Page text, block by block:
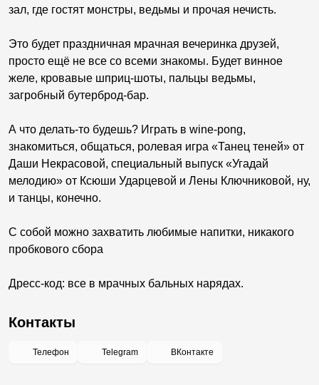
зал, где гостят монстры, ведьмы и прочая нечисть.
Это будет праздничная мрачная вечеринка друзей,
просто ещё не все со всеми знакомы. Будет винное
желе, кровавые шприц-шоты, пальцы ведьмы,
загробный бутерброд-бар.
А что делать-то будешь? Играть в wine-pong,
знакомиться, общаться, ролевая игра «Танец теней» от
Даши Некрасовой, специальный выпуск «Угадай
мелодию» от Ксюши Ударцевой и Лены Ключниковой, ну,
и танцы, конечно.
С собой можно захватить любимые напитки, никакого
пробкового сбора
Дресс-код: все в мрачных бальных нарядах.
Контакты
Телефон Telegram ВКонтакте